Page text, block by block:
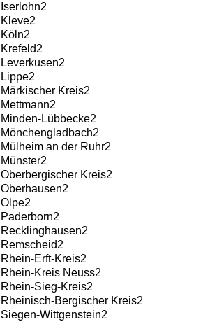
Iserlohn2
Kleve2
Köln2
Krefeld2
Leverkusen2
Lippe2
Märkischer Kreis2
Mettmann2
Minden-Lübbecke2
Mönchengladbach2
Mülheim an der Ruhr2
Münster2
Oberbergischer Kreis2
Oberhausen2
Olpe2
Paderborn2
Recklinghausen2
Remscheid2
Rhein-Erft-Kreis2
Rhein-Kreis Neuss2
Rhein-Sieg-Kreis2
Rheinisch-Bergischer Kreis2
Siegen-Wittgenstein2